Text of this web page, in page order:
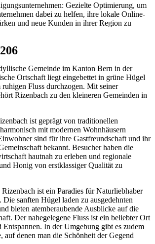
Gezielte Optimierung, um
dabei zu helfen, ihre lokale Online-
und neue Kunden in ihrer Region zu
Gemeinde im Kanton Bern in der
Ortschaft liegt eingebettet in grüne Hügel
Fluss durchzogen. Mit seiner
Rizenbach zu den kleineren Gemeinden in
ist geprägt von traditionellen
mit modernen Wohnhäusern
sind für ihre Gastfreundschaft und ihr
bekannt. Besucher haben die
hautnah zu erleben und regionale
Honig von erstklassiger Qualität zu
ist ein Paradies für Naturliebhaber
Die sanften Hügel laden zu ausgedehnten
bieten atemberaubende Ausblicke auf die
Der nahegelegene Fluss ist ein beliebter Ort
In der Umgebung gibt es zudem
auf denen man die Schönheit der Gegend